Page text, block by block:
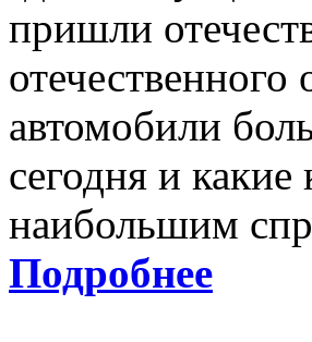
пришли
отечественного
автомобили
сегодня и
наибольшим
Подробнее